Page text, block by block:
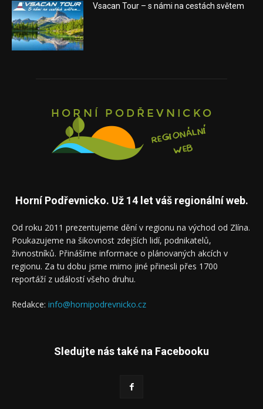
Vsacan Tour – s námi na cestách světem
Horní Podřevnicko. Už 14 let váš regionální web.
Od roku 2011 prezentujeme dění v regionu na východ od Zlína.
Poukazujeme na šikovnost zdejších lidí, podnikatelů,
živnostníků. Přinášíme informace o plánovaných akcích v
regionu. Za tu dobu jsme mimo jiné přinesli přes 1700
reportáží z událostí všeho druhu.
Redakce: info@hornipodrevnicko.cz
Sledujte nás také na Facebooku